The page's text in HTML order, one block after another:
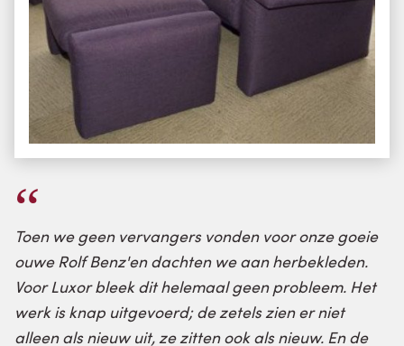
Toen we geen vervangers vonden voor onze goeie
ouwe Rolf Benz'en dachten we aan herbekleden.
Voor Luxor bleek dit helemaal geen probleem. Het
werk is knap uitgevoerd; de zetels zien er niet
alleen als nieuw uit, ze zitten ook als nieuw. En de